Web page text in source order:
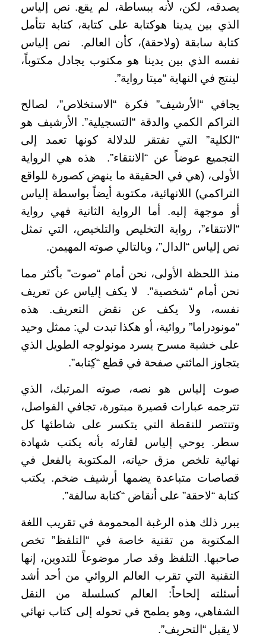
يصدقه، لكن، لأنه ببساطة، لم يقع. نص إلياس
الذي بين يدينا هوكتابة على كتابة، كتابة تتأمل
كتابة سابقة (ولاحقة)، كأن العالم. نص إلياس
نفسه الذي بين يدينا هو مكتوب يجادل مكتوباً،
لينتج في النهاية “ميتا رواية”.
يجافي “الأرشيف” فكرة “الاستخلاص”، لصالح
التراكم الكمي والدقة “التسجيلية”. الأرشيف هو
“الكلية” التي تفتقر للدلالة كونها تعمد إلى
التجميع عوضاً عن “الانتقاء”. هذه هي الرواية
الأولى، (هي في الحقيقة ما ينهض كصورة للواقع
التراكمي) اللانهائية، مكتوبة أيضاً بواسطة إلياس
أو موجهة إليه. أما الرواية الثانية فهي رواية
“الانتقاء”، رواية التخليص والتلخيص، التي تمثل
نص إلياس “الدال”، وبالتالي صوته المهيمن.
منذ اللحظة الأولى، نحن أمام “صوت” بأكثر مما
نحن أمام “شخصية”. لا يكف إلياس عن تعريف
نفسه، ولا يكف عن نقض التعريف. هذه
“مونودراما” روائية، أو هكذا تبدت لي: ممثل وحيد
على خشبة مسرح يسرد مونولوجه الطويل الذي
يتجاوز المائتي صفحة في قطع “كِتابه”.
صوت إلياس هو نصه، صوته المرتبك، الذي
تترجمه عبارات قصيرة مبتورة، تجافي الفواصل،
وتنتصر للنقطة التي يتكسر على شاطئها كل
سطر. يوحي إلياس لقارئه بأنه يكتب شهادة
نهائية تلخص مزق حياته، المكتوبة بالفعل في
قصاصات متباعدة يضمها أرشيف ضخم. يكتب
كتابة “لاحقة” على أنقاض “كتابة سالفة”.
يبرر ذلك هذه الرغبة المحمومة في تقريب اللغة
المكتوبة من تقنية خاصة في “التلفظ” تخص
صاحبها. التلفظ وقد صار موضوعاً للتدوين، إنها
التقنية التي تقرب العالم الروائي من أحد أشد
أسئلته إلحاحاً: العالم كسلسلة من النقل
الشفاهي، وهو يطمح في تحوله إلى كتاب نهائي
لا يقبل “التحريف”.